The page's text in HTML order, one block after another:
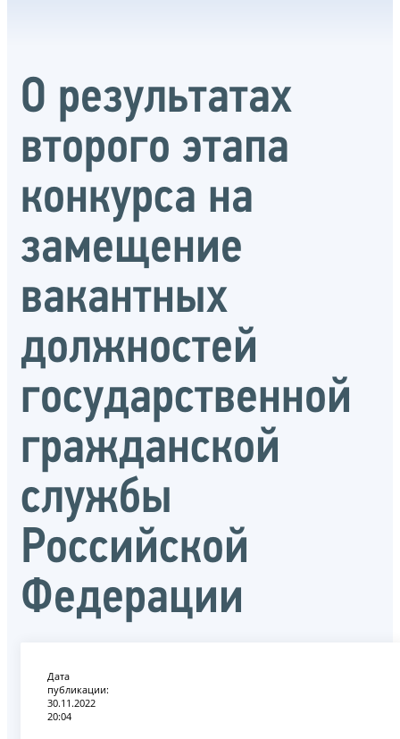
О результатах
второго этапа
конкурса на
замещение
вакантных
должностей
государственной
гражданской
службы
Российской
Федерации
Дата
публикации:
30.11.2022
20:04